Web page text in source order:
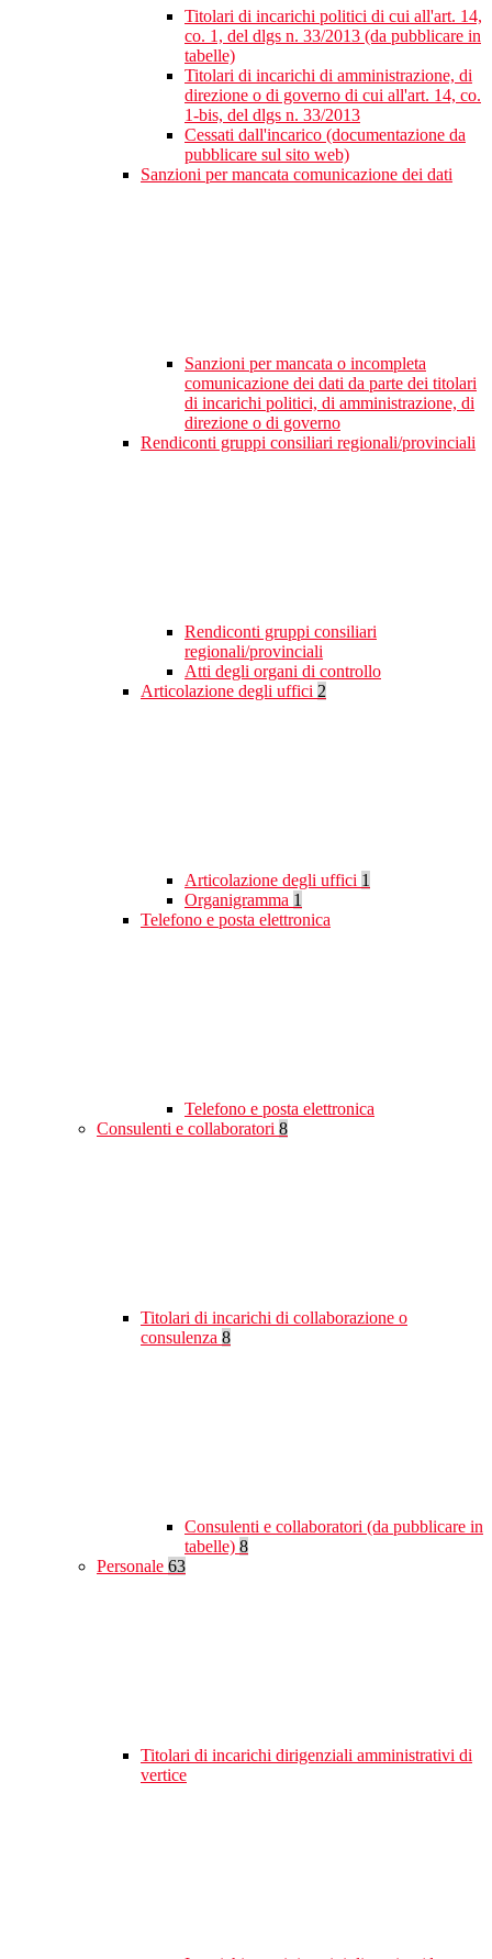
Titolari di incarichi politici di cui all'art. 14,
co. 1, del dlgs n. 33/2013 (da pubblicare in
tabelle)
Titolari di incarichi di amministrazione, di
direzione o di governo di cui all'art. 14, co.
1-bis, del dlgs n. 33/2013
Cessati dall'incarico (documentazione da
pubblicare sul sito web)
Sanzioni per mancata comunicazione dei dati
Sanzioni per mancata o incompleta
comunicazione dei dati da parte dei titolari
di incarichi politici, di amministrazione, di
direzione o di governo
Rendiconti gruppi consiliari regionali/provinciali
Rendiconti gruppi consiliari
regionali/provinciali
Atti degli organi di controllo
Articolazione degli uffici 2
Articolazione degli uffici 1
Organigramma 1
Telefono e posta elettronica
Telefono e posta elettronica
Consulenti e collaboratori 8
Titolari di incarichi di collaborazione o
consulenza 8
Consulenti e collaboratori (da pubblicare in
tabelle) 8
Personale 63
Titolari di incarichi dirigenziali amministrativi di
vertice